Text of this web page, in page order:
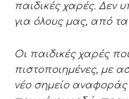
παιδικές χαρές. Δεν
για όλους μας, από
Οι παιδικές χαρές
πιστοποιημένες, με
νέο σημείο αναφοράς